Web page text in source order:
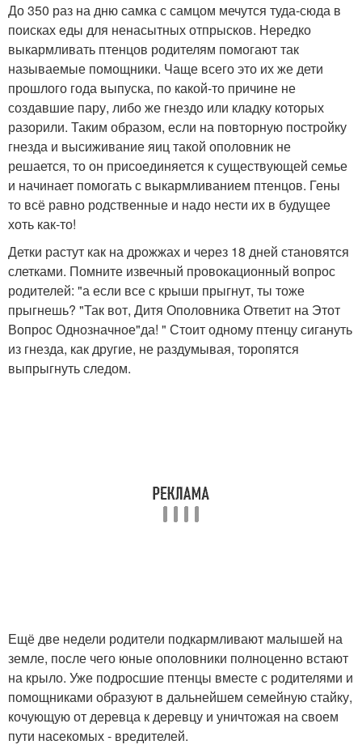
До 350 раз на дню самка с самцом мечутся туда-сюда в
поисках еды для ненасытных отпрысков. Нередко
выкармливать птенцов родителям помогают так
называемые помощники. Чаще всего это их же дети
прошлого года выпуска, по какой-то причине не
создавшие пару, либо же гнездо или кладку которых
разорили. Таким образом, если на повторную постройку
гнезда и высиживание яиц такой ополовник не
решается, то он присоединяется к существующей семье
и начинает помогать с выкармливанием птенцов. Гены
то всё равно родственные и надо нести их в будущее
хоть как-то!
Детки растут как на дрожжах и через 18 дней становятся
слетками. Помните извечный провокационный вопрос
родителей: "а если все с крыши прыгнут, ты тоже
прыгнешь? "Так вот, Дитя Ополовника Ответит на Этот
Вопрос Однозначное"да! " Стоит одному птенцу сигануть
из гнезда, как другие, не раздумывая, торопятся
выпрыгнуть следом.
Ещё две недели родители подкармливают малышей на
земле, после чего юные ополовники полноценно встают
на крыло. Уже подросшие птенцы вместе с родителями и
помощниками образуют в дальнейшем семейную стайку,
кочующую от деревца к деревцу и уничтожая на своем
пути насекомых - вредителей.